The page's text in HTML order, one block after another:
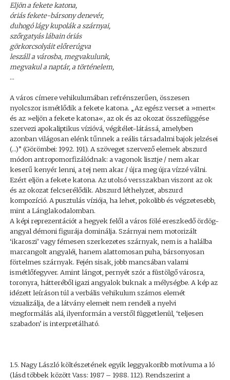
Eljön a fekete katona,
óriás fekete-bársony denevér,
duhogó lágy kupolák a szárnyai,
szőrgatyás lábain óriás
görkorcsolyáit előrerúgva
leszáll a városba, megvakulunk,
megvakul a naptár, a történelem,
…
A város címere vehikulumában refrénszerűen, összesen
nyolcszor ismétlődik a fekete katona. „Az egész verset a »mert«
és az »eljön a fekete katona«, az ok és az okozat összefüggése
szervezi apokaliptikus vízióvá, végítélet-látássá, amelyben
azonban világosan elénk tűnnek a reális társadalmi bajok jelzései
(…)” (Görömbei: 1992. 191). A szöveget szervező elemek abszurd
módon antropomorfizálódnak: a vagonok lisztje / nem akar
keserű kenyér lenni, a tej nem akar / újra meg újra vízzé válni.
Ezért eljön a fekete katona. Az utolsó versszakban viszont az ok
és az okozat felcserélődik. Abszurd léthelyzet, abszurd
kompozíció. A pusztulás víziója, ha lehet, pokolibb és végzetesebb,
mint a Lánglakodalomban.
A képi reprezentációt a hegyek felől a város fölé ereszkedő ördög-
angyal démoni figurája dominálja. Szárnyai nem motorizált
‘ikaroszi’ vagy fémesen szerkezetes szárnyak, nem is a halálba
marcangolt angyaléi, hanem alattomosan puha, bársonyosan
förtelmes szárnyak. Fején sisak, jobb mancsában valami
ismétlőfegyver. Amint lángot, pernyét szór a füstölgő városra,
toronyra, hátteréből igazi angyalok buknak a mélységbe. A kép az
idézett leíráson túl a verbális vehikulum számos elemét
vizualizálja, de a látvány elemeit nem rendeli a nyelvi
megformálás alá, ilyenformán a verstől függetlenül, ‘teljesen
szabadon’ is interpretálható.
1.5. Nagy László költészetének egyik leggyakoribb motívuma a ló
(lásd többek között Vass: 1987 – 1988. 112). Rendszerint a